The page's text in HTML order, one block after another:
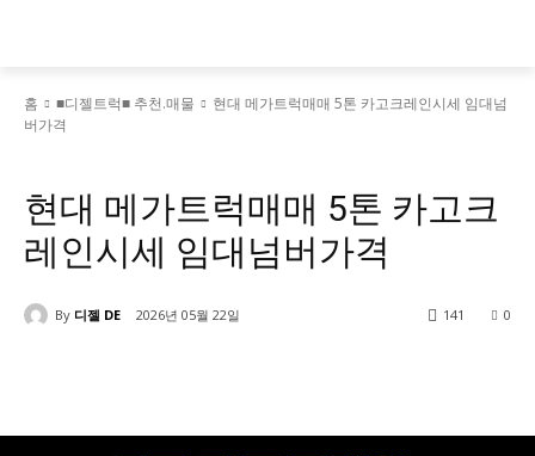
홈 ■디젤트럭■ 추천.매물
현대 메가트럭매매 5톤 카고크레인시세 임대넘
버가격
현대 메가트럭매매 5톤 카고크
레인시세 임대넘버가격
By 디젤 DE 2026년 05월 22일 0
141